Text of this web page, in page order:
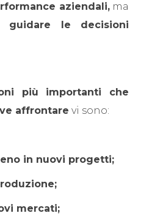
aziendali,ma
guidare le decisioni
più importanti che
affrontare vi sono:
in nuovi progetti;
mercati;